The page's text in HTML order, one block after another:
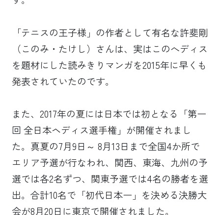
「テニスの王子様」の作者として有名な許斐剛
（このみ・たけし）さんは、実はこのへディス
を題材にした読みきりマンガを2015年に早くも
発表されていたのです。
また、2017年の夏には日本では初となる「第一
回 全日本ヘディス選手権」が開催されまし
た。真夏の7月9日～ 8月13日まで全国4か所で
エリア予選が行なわれ、関西、東海、九州の予
選では各2名ずつ、関東予選では4名の勝者を選
出。合計10名で「初代日本一」を決める決勝大
会が8月20日に東京で開催されました。